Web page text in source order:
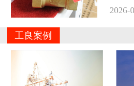
2026-
工良案例